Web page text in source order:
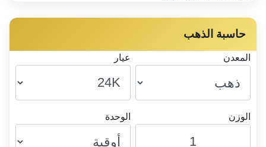
حاسبة الذهب
المعدن عيار
الوزن الوحدة